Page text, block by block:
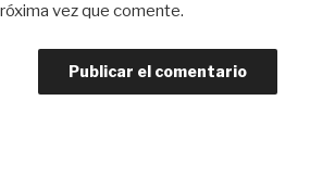
vez que comente.